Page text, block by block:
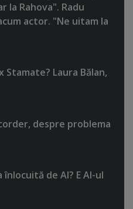
la Rahova". Radu
actor. "Ne uitam la
Stamate? Laura Bălan,
despre problema
înlocuită de AI? E AI-ul